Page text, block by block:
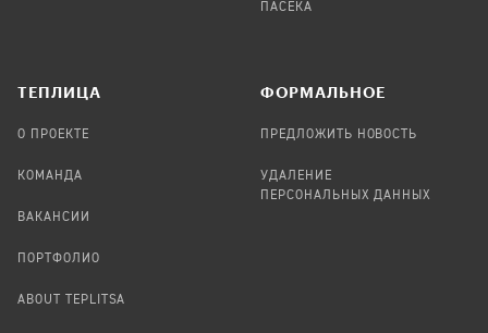
ПАСЕКА
TЕПЛИЦА
О ПРОЕКТЕ
КОМАНДА
ВАКАНСИИ
ПОРТФОЛИО
ABOUT TEPLITSA
ФОРМАЛЬНОЕ
ПРЕДЛОЖИТЬ НОВОСТЬ
УДАЛЕНИЕ
ПЕРСОНАЛЬНЫХ ДАННЫХ